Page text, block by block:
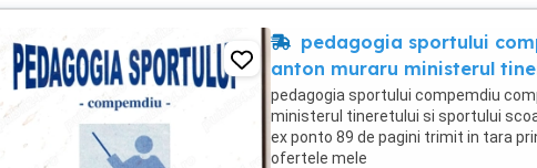
pedagogia sportului
anton muraru ministerul
pedagogia sportului compemdiu
ministerul tineretului si sportului
ex ponto 89 de pagini trimit in tara
ofertele mele